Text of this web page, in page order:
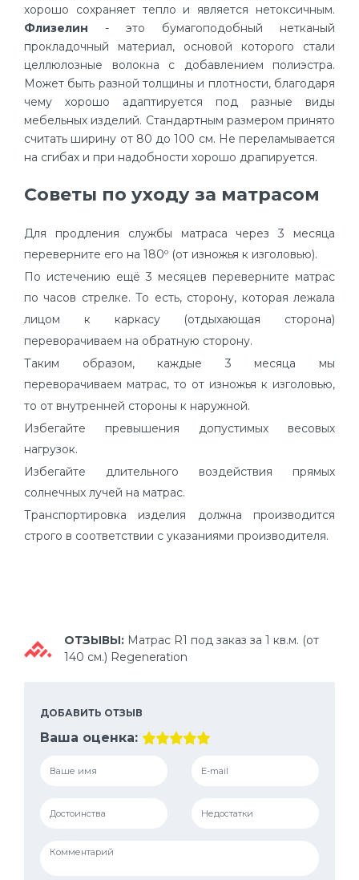
хорошо сохраняет тепло и является нетоксичным.
Флизелин - это бумагоподобный нетканый
прокладочный материал, основой которого стали
целлюлозные волокна с добавлением полиэстра.
Может быть разной толщины и плотности, благодаря
чему хорошо адаптируется под разные виды
мебельных изделий. Стандартным размером принято
считать ширину от 80 до 100 см. Не переламывается
на сгибах и при надобности хорошо драпируется.
Советы по уходу за матрасом
Для продления службы матраса через 3 месяца
переверните его на 180º (от изножья к изголовью).
По истечению ещё 3 месяцев переверните матрас
по часов стрелке. То есть, сторону, которая лежала
лицом к каркасу (отдыхающая сторона)
переворачиваем на обратную сторону.
Таким образом, каждые 3 месяца мы
переворачиваем матрас, то от изножья к изголовью,
то от внутренней стороны к наружной.
Избегайте превышения допустимых весовых
нагрузок.
Избегайте длительного воздействия прямых
солнечных лучей на матрас.
Транспортировка изделия должна производится
строго в соответствии с указаниями производителя.
ОТЗЫВЫ: Матрас R1 под заказ за 1 кв.м. (от
140 см.) Regeneration
ДОБАВИТЬ ОТЗЫВ
Ваша оценка: